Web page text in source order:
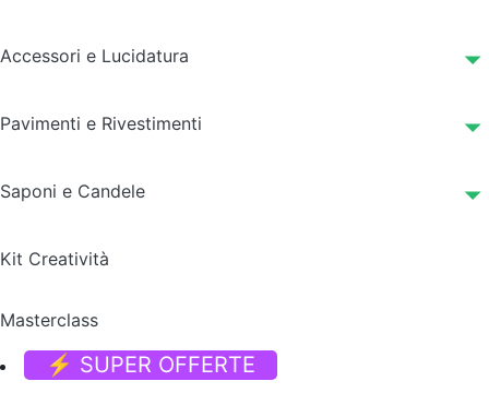
Accessori e Lucidatura
Pavimenti e Rivestimenti
Saponi e Candele
Kit Creatività
Masterclass
⚡ SUPER OFFERTE